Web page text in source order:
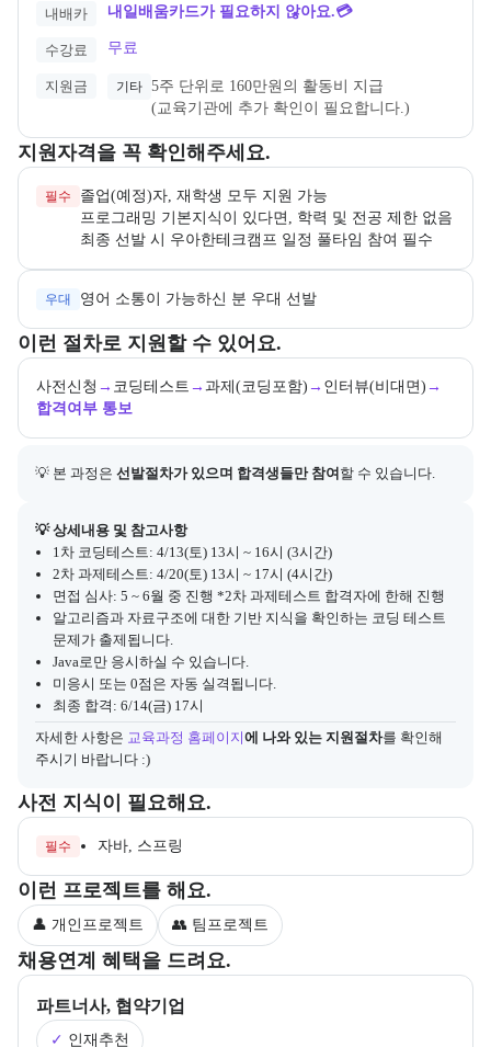
내배카 내일배움카드가 필요하지 않아요.💳
수강료 무료
지원금 기타 5주 단위로 160만원의 활동비 지급
(교육기관에 추가 확인이 필요합니다.)
지원자격을 꼭 확인해주세요.
교육과정 지원 자격과 우대 사항을 각각 묶어서 안내한다.
필수
최종 선발 시 우아한테크캠프 일정 풀타임 참여 필수
우대 영어 소통이 가능하신 분 우대 선발
이런 절차로 지원할 수 있어요.
교육과정 지원 절차와 참여 조건, 상세 참고사항을 안내한다.
사전신청 → 코딩테스트 → 과제(코딩포함) → 인터뷰(비대면) →
합격여부 통보
💡 본 과정은 선발절차가 있으며 합격생들만 참여 할 수 있습니다.
💡 상세내용 및 참고사항
아래에는 지원 절차의 상세 설명 및 참고 링크가 포함된다.
1차 코딩테스트: 4/13(토) 13시 ~ 16시 (3시간)
2차 과제테스트: 4/20(토) 13시 ~ 17시 (4시간)
면접 심사: 5 ~ 6월 중 진행 *2차 과제테스트 합격자에 한해 진행
알고리즘과 자료구조에 대한 기반 지식을 확인하는 코딩 테스트
문제가 출제됩니다.
Java로만 응시하실 수 있습니다.
미응시 또는 0점은 자동 실격됩니다.
최종 합격: 6/14(금) 17시
자세한 사항은 교육과정 홈페이지에 나와 있는 지원절차를 확인해
주시기 바랍니다 :)
사전 지식이 필요해요.
수강 전 준비하면 좋은 필수 및 권장 사전 지식과, 사전 학습 자료 제
필수 자바, 스프링
이런 프로젝트를 해요.
부트캠프 과정에서 진행하는 프로젝트 유형을 안내한다.
👤 개인프로젝트 👥 팀프로젝트
채용연계 혜택을 드려요.
부트캠프의 채용 연계 기업 정보와 추가 안내 내용을 제공한다.
파트너사, 협약기업
✓ 인재추천